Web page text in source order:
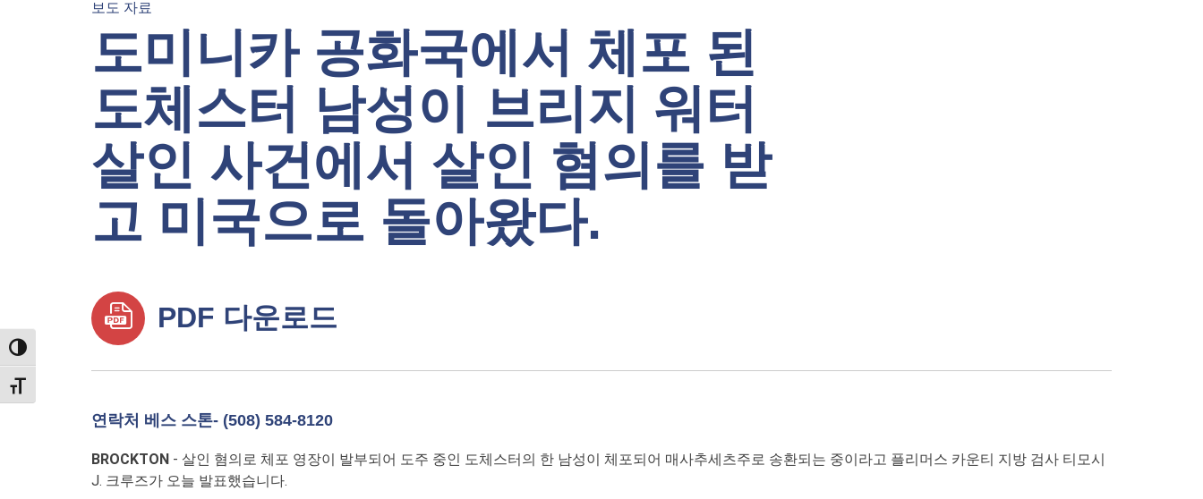
TOGGLE HIGH CONTRAST
TOGGLE FONT SIZE
보도 자료
도미니카 공화국에서 체포 된
도체스터 남성이 브리지 워터
살인 사건에서 살인 혐의를 받
고 미국으로 돌아왔다.
PDF 다운로드
연락처 베스 스톤- (508) 584-8120
BROCKTON - 살인 혐의로 체포 영장이 발부되어 도주 중인 도체스터의 한 남성이 체포되어 매사추세츠주로 송환되는 중이라고 플리머스 카운티 지방 검사 티모시
J. 크루즈가 오늘 발표했습니다.